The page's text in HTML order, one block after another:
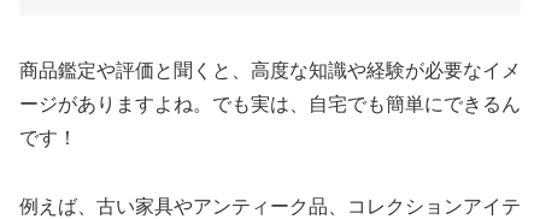
商品鑑定や評価と聞くと、高度な知識や経験が必要なイメ
ージがありますよね。でも実は、自宅でも簡単にできるん
です！
例えば、古い家具やアンティーク品、コレクションアイテ